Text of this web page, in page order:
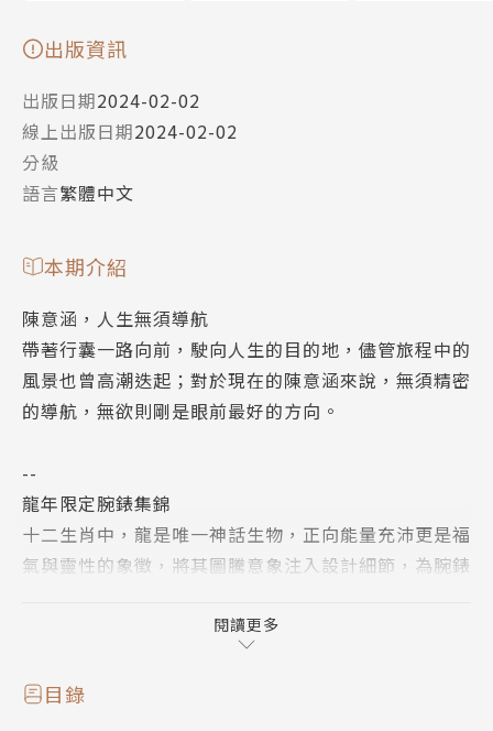
出版資訊
出版日期2024-02-02
線上出版日期2024-02-02
分級
語言繁體中文
本期介紹
陳意涵，人生無須導航
帶著行囊一路向前，駛向人生的目的地，儘管旅程中的
風景也曾高潮迭起；對於現在的陳意涵來說，無須精密
的導航，無欲則剛是眼前最好的方向。
--
龍年限定腕錶集錦
十二生肖中，龍是唯一神話生物，正向能量充沛更是福
氣與靈性的象徵，將其圖騰意象注入設計細節，為腕錶
作品，在在兼具工藝性與收藏價值，有興趣的錶迷們不
妨造訪《美麗佳人》官網搜尋更多錶款。
閱讀更多
目錄